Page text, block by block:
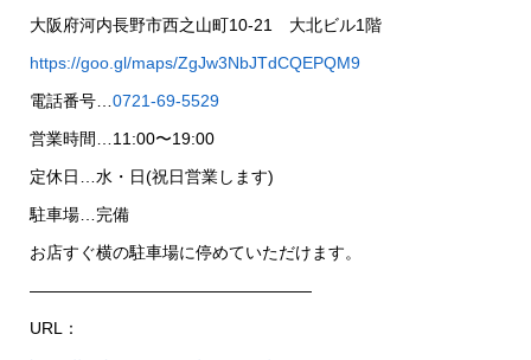
大阪府河内長野市西之山町10-21 大北ビル1階
https://goo.gl/maps/ZgJw3NbJTdCQEPQM9
電話番号… 0721-69-5529
営業時間…11:00〜19:00
定休日…水・日(祝日営業します)
駐車場…完備
お店すぐ横の駐車場に停めていただけます。
—————————————————
URL：